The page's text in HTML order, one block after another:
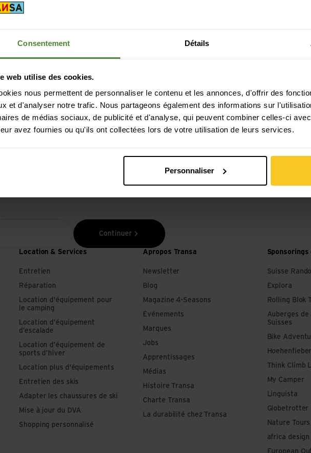
Consentement Détails
web utilise des cookies.
nous permettent de personnaliser le contenu et les annonces, d'offrir des
et d'analyser notre trafic. Nous partageons également des informations sur
de médias sociaux, de publicité et d'analyse, qui peuvent combiner celles-ci
avez fournies ou qu'ils ont collectées lors de votre utilisation de leurs services.
Personnaliser
de CHF 99
gratuit)
Paiement sécurisé avec Twint, Visa et plus
encore
Continuer
Location & Services
Entretien
Réparation
Location d'équipement pour
le camping
Location d’équipement
d’escalade
Location d’équipement de
sports d’hiver
Location plus d'équipements
Entretien des skis
Adapter les chaussures de ski
Mise à jour du DVA
Shopping personnalisé
Apropos Transa
Newsletter
Blog
Magazine 4-Seasons
Événements
Marques
Jobs
Apprentissages
Médias
Histoire Transa
Charte Transa
La durabilité chez Transa
Suisse Rando
Explora
Rolling Blok
Auberges de
Suisses
Bike
Hoehenfieber
Think Climb
My Camper
Linguista
Globetrotter
Nature Tours
africa design
European